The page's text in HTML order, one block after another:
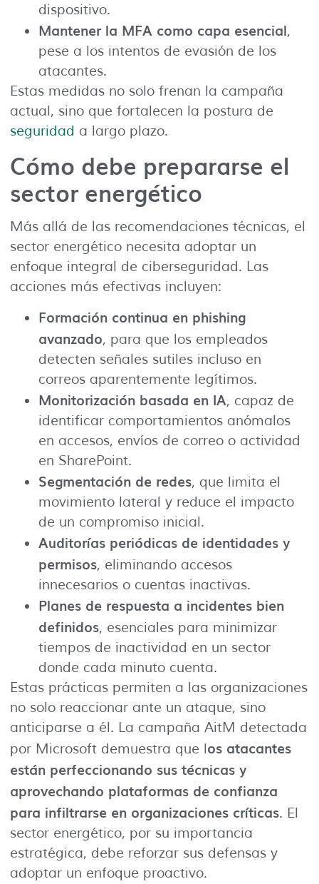
dispositivo.
Mantener la MFA como capa esencial,
pese a los intentos de evasión de los
atacantes.
Estas medidas no solo frenan la campaña
actual, sino que fortalecen la postura de
seguridad a largo plazo.
Cómo debe prepararse el
sector energético
Más allá de las recomendaciones técnicas, el
sector energético necesita adoptar un
enfoque integral de ciberseguridad. Las
acciones más efectivas incluyen:
Formación continua en phishing
avanzado, para que los empleados
detecten señales sutiles incluso en
correos aparentemente legítimos.
Monitorización basada en IA, capaz de
identificar comportamientos anómalos
en accesos, envíos de correo o actividad
en SharePoint.
Segmentación de redes, que limita el
movimiento lateral y reduce el impacto
de un compromiso inicial.
Auditorías periódicas de identidades y
permisos, eliminando accesos
innecesarios o cuentas inactivas.
Planes de respuesta a incidentes bien
definidos, esenciales para minimizar
tiempos de inactividad en un sector
donde cada minuto cuenta.
Estas prácticas permiten a las organizaciones
no solo reaccionar ante un ataque, sino
anticiparse a él. La campaña AitM detectada
por Microsoft demuestra que los atacantes
están perfeccionando sus técnicas y
aprovechando plataformas de confianza
para infiltrarse en organizaciones críticas. El
sector energético, por su importancia
estratégica, debe reforzar sus defensas y
adoptar un enfoque proactivo.